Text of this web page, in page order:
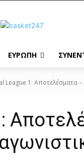
ΕΥΡΩΠΗ
League 1: Αποτελέσματα –